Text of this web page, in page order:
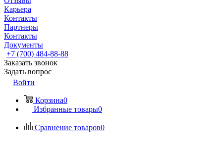
Карьера
Контакты
Партнеры
Контакты
Документы
+7 (700) 484-88-88
Заказать звонок
Задать вопрос
Войти
Корзина0
Избранные товары0
Сравнение товаров0